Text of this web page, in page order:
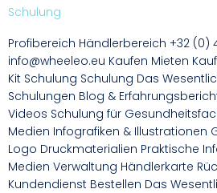
Schulung
Profibereich Händlerbereich +32 (0)
info@wheeleo.eu Kaufen Mieten
Kit Schulung Schulung Das
Schulungen Blog &
Videos Schulung für
Medien Infografiken & Illustrationen
Logo Druckmaterialien Praktische
Medien Verwaltung Händlerkarte
Kundendienst Bestellen Das